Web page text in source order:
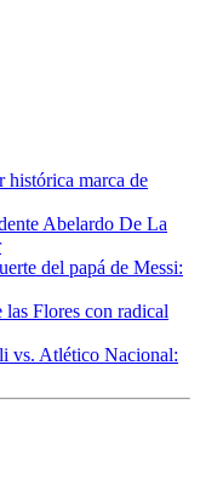
histórica marca de
Abelardo De La
del papá de Messi:
Flores con radical
vs. Atlético Nacional: